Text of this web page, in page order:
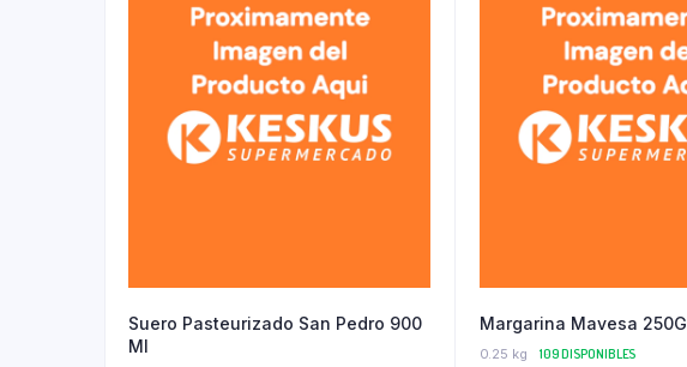
Suero Pasteurizado San Pedro 900
Ml
Margarina Mavesa 250G
0.25 kg 109 DISPONIBLES